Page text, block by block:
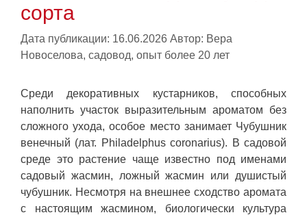
сорта
Дата публикации: 16.06.2026 Автор: Вера
Новоселова, садовод, опыт более 20 лет
Среди декоративных кустарников, способных
наполнить участок выразительным ароматом без
сложного ухода, особое место занимает Чубушник
венечный (лат. Philadelphus coronarius). В садовой
среде это растение чаще известно под именами
садовый жасмин, ложный жасмин или душистый
чубушник. Несмотря на внешнее сходство аромата
с настоящим жасмином, биологически культура